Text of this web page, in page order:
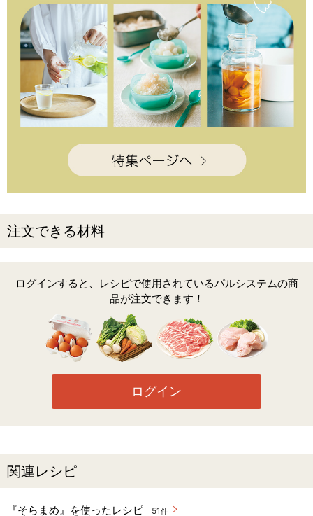
注文できる材料
ログインすると、レシピで使用されているパルシステムの商
品が注文できます！
ログイン
関連レシピ
『そらまめ』を使ったレシピ 51 件